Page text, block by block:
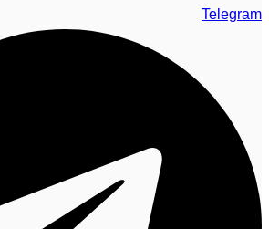
Telegram